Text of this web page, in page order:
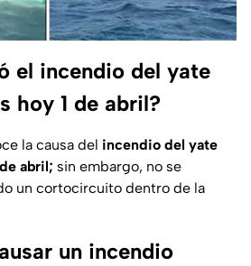
el incendio del yate
hoy 1 de abril?
la causa del incendio del yate
abril; sin embargo, no se
un cortocircuito dentro de la
un incendio